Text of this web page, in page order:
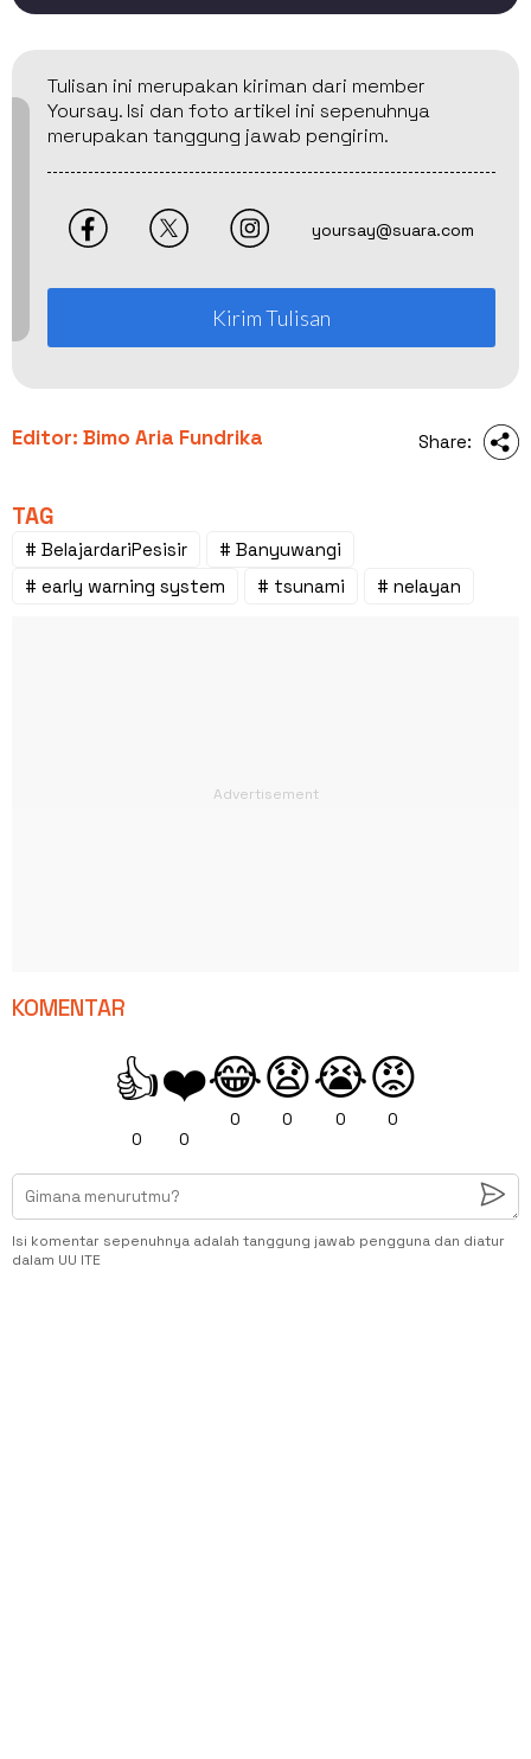
Tulisan ini merupakan kiriman dari member
Yoursay. Isi dan foto artikel ini sepenuhnya
merupakan tanggung jawab pengirim.
yoursay@suara.com
Kirim Tulisan
Editor: Bimo Aria Fundrika Share:
TAG
# BelajardariPesisir
# Banyuwangi
# early warning system
# tsunami # nelayan
KOMENTAR
👍
0
❤️
0
😂
0
😧
0
😭
0
😡
0
Isi komentar sepenuhnya adalah tanggung jawab pengguna dan diatur
dalam UU ITE